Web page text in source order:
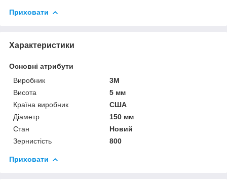
Приховати
Характеристики
Основні атрибути
Виробник
3М
Висота
5 мм
Країна виробник
США
Діаметр
150 мм
Стан
Новий
Зернистість
800
Приховати